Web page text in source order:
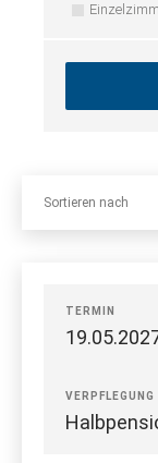
Sortieren nach
TERMIN
VERPFLEGUNG